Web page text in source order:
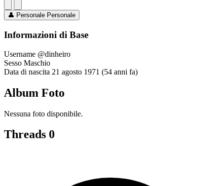
👤 Personale Personale
Informazioni di Base
Username @dinheiro
Sesso Maschio
Data di nascita 21 agosto 1971 (54 anni fa)
Album Foto
Nessuna foto disponibile.
Threads 0